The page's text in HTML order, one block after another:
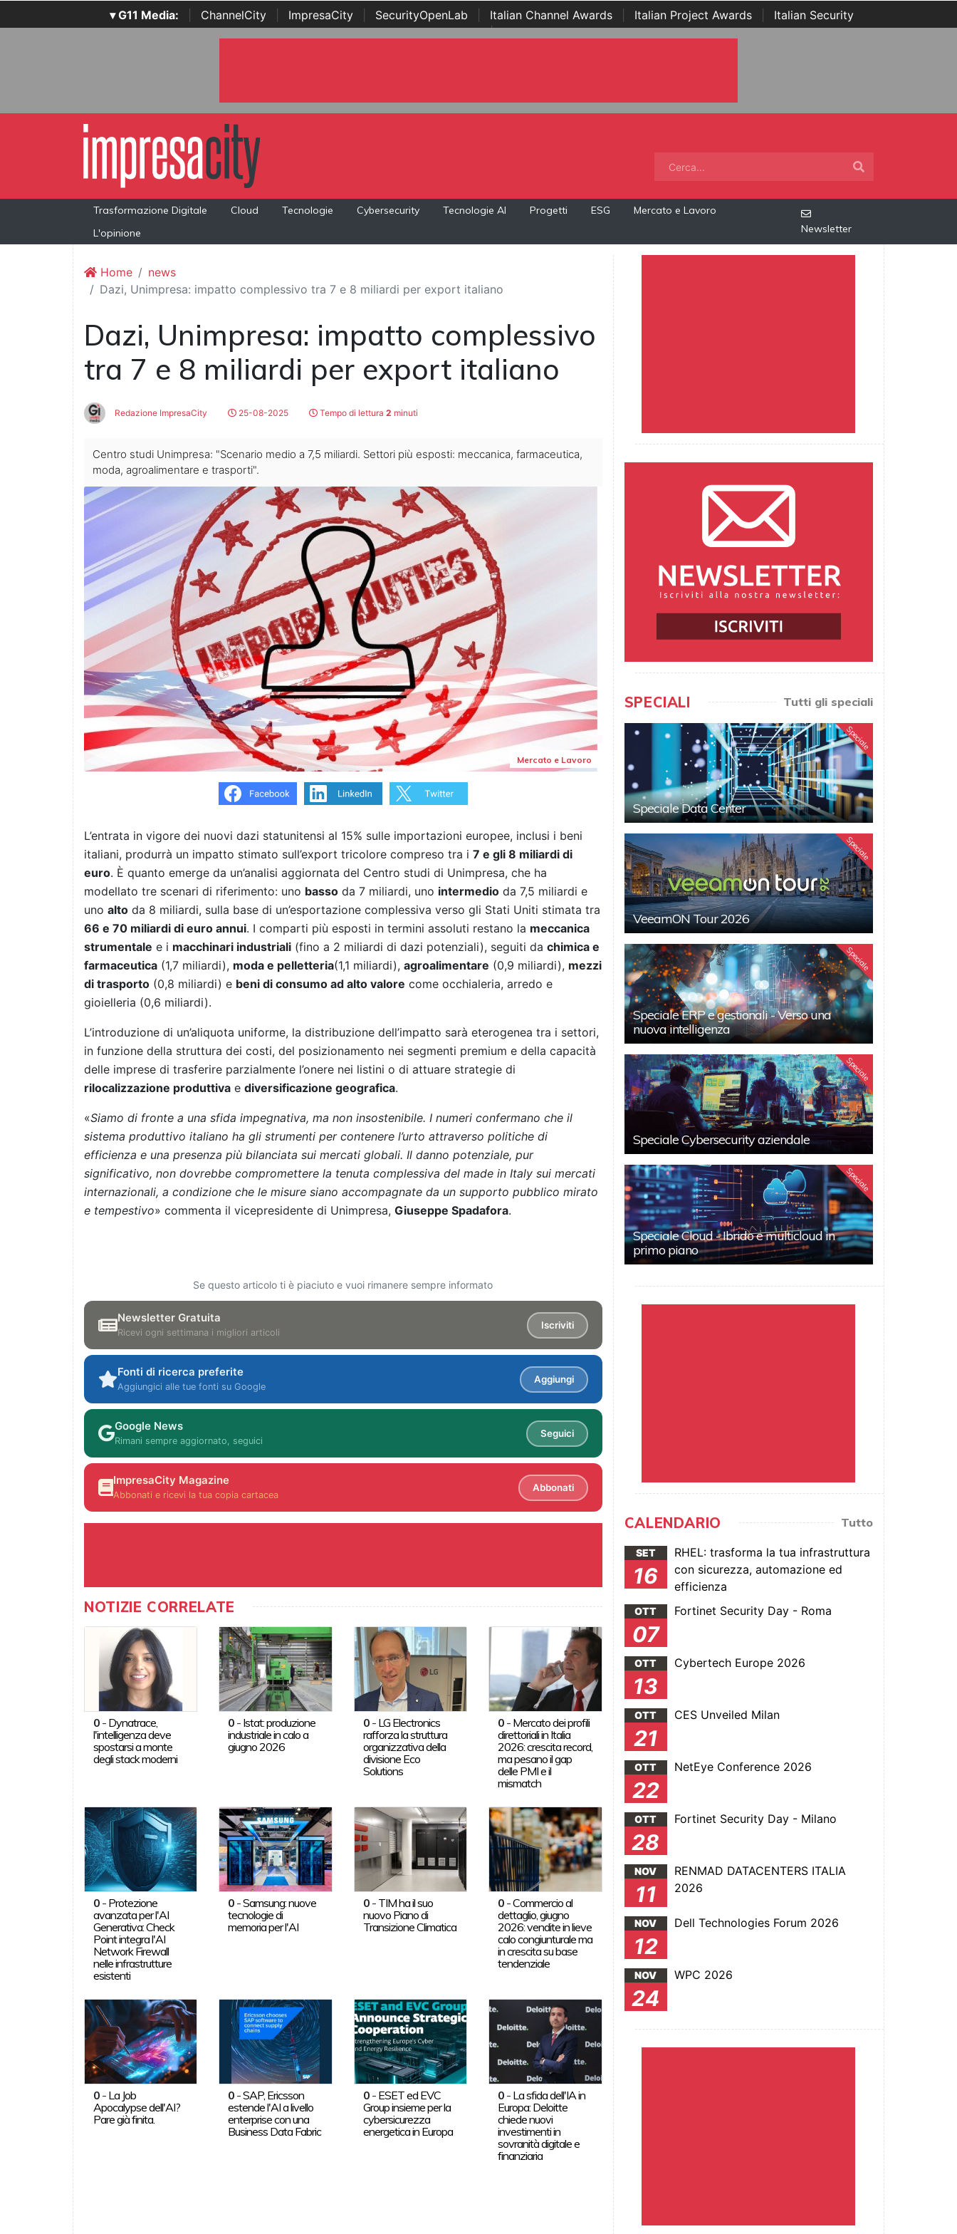
▾ G11 Media: ChannelCity ImpresaCity SecurityOpenLab Italian Channel Awards Italian Project Awards
Italian Security
Awards | ...
Trasformazione Digitale Cloud Tecnologie Cybersecurity Tecnologie AI Progetti ESG
Mercato e Lavoro
L'opinione
Newsletter
Home
news
Dazi, Unimpresa: impatto complessivo tra 7 e 8 miliardi per export italiano
Dazi, Unimpresa: impatto complessivo
tra 7 e 8 miliardi per export italiano
Redazione ImpresaCity 25-08-2025 Tempo di lettura 2 minuti
Centro studi Unimpresa: "Scenario medio a 7,5 miliardi. Settori più esposti: meccanica, farmaceutica,
moda, agroalimentare e trasporti".
Mercato e Lavoro
L’entrata in vigore dei nuovi dazi statunitensi al 15% sulle importazioni europee, inclusi i beni
italiani, produrrà un impatto stimato sull’export tricolore compreso tra i 7 e gli 8 miliardi di
euro. È quanto emerge da un’analisi aggiornata del Centro studi di Unimpresa, che ha
modellato tre scenari di riferimento: uno basso da 7 miliardi, uno intermedio da 7,5 miliardi e
uno alto da 8 miliardi, sulla base di un’esportazione complessiva verso gli Stati Uniti stimata tra
66 e 70 miliardi di euro annui. I comparti più esposti in termini assoluti restano la meccanica
strumentale e i macchinari industriali (fino a 2 miliardi di dazi potenziali), seguiti da chimica e
farmaceutica (1,7 miliardi), moda e pelletteria(1,1 miliardi), agroalimentare (0,9 miliardi), mezzi
di trasporto (0,8 miliardi) e beni di consumo ad alto valore come occhialeria, arredo e
gioielleria (0,6 miliardi).
L’introduzione di un’aliquota uniforme, la distribuzione dell’impatto sarà eterogenea tra i settori,
in funzione della struttura dei costi, del posizionamento nei segmenti premium e della capacità
delle imprese di trasferire parzialmente l’onere nei listini o di attuare strategie di
rilocalizzazione produttiva e diversificazione geografica.
«Siamo di fronte a una sfida impegnativa, ma non insostenibile. I numeri confermano che il
sistema produttivo italiano ha gli strumenti per contenere l’urto attraverso politiche di
efficienza e una presenza più bilanciata sui mercati globali. Il danno potenziale, pur
significativo, non dovrebbe compromettere la tenuta complessiva del made in Italy sui mercati
internazionali, a condizione che le misure siano accompagnate da un supporto pubblico mirato
e tempestivo» commenta il vicepresidente di Unimpresa, Giuseppe Spadafora.
Se questo articolo ti è piaciuto e vuoi rimanere sempre informato
Newsletter Gratuita
Ricevi ogni settimana i migliori articoli
Iscriviti
Fonti di ricerca preferite
Aggiungici alle tue fonti su Google
Aggiungi
Google News
Rimani sempre aggiornato, seguici
Seguici
ImpresaCity Magazine
Abbonati e ricevi la tua copia cartacea
Abbonati
NOTIZIE CORRELATE
0- Dynatrace,
l'intelligenza deve
spostarsi a monte
degli stack moderni
0 - Istat: produzione
industriale in calo a
giugno 2026
0- LG Electronics
rafforza la struttura
organizzativa della
divisione Eco
Solutions
0 - Mercato dei profili
direttoriali in Italia
2026: crescita record,
ma pesano il gap
delle PMI e il
mismatch
0- Protezione
avanzata per l'AI
Generativa: Check
Point integra l'AI
Network Firewall
nelle infrastrutture
esistenti
0 -Samsung: nuove
tecnologie di
memoria per l'AI
0- TIM ha il suo
nuovo Piano di
Transizione Climatica
0 -Commercio al
dettaglio, giugno
2026: vendite in lieve
calo congiunturale ma
in crescita su base
tendenziale
0- La Job
Apocalypse dell'AI?
Pare già finita.
0 -SAP, Ericsson
estende l'AI a livello
enterprise con una
Business Data Fabric
0- ESET ed EVC
Group insieme per la
cybersicurezza
energetica in Europa
0 - La sfida dell'IA in
Europa: Deloitte
chiede nuovi
investimenti in
sovranità digitale e
finanziaria
SPECIALI Tutti gli speciali
Speciale
Speciale Data Center
Speciale
VeeamON Tour 2026
Speciale
Speciale ERP e gestionali - Verso una
nuova intelligenza
Speciale
Speciale Cybersecurity aziendale
Speciale
Speciale Cloud - Ibrido e multicloud in
primo piano
CALENDARIO Tutto
SET
16
RHEL: trasforma la tua infrastruttura
con sicurezza, automazione ed
efficienza
OTT
07
Fortinet Security Day - Roma
OTT
13
Cybertech Europe 2026
OTT
21
CES Unveiled Milan
OTT
22
NetEye Conference 2026
OTT
28
Fortinet Security Day - Milano
NOV
11
RENMAD DATACENTERS ITALIA
2026
NOV
12
Dell Technologies Forum 2026
NOV
24
WPC 2026